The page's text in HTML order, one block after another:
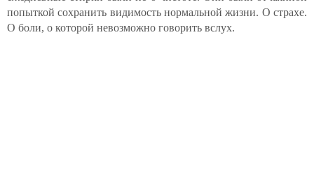
попыткой сохранить видимость нормальной жизни. О страхе.
О боли, о которой невозможно говорить вслух.